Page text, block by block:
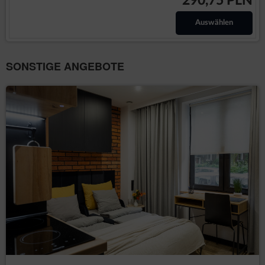
Reservierungsformulars mit den folgenden Schritten
abgeschlossen - Der Gast bestimmt das genaue Datum des
Unterkunft aus und gibt die Anzahl der Personen an,
Die Zusammenfassung der Reservierung erscheint, nachdem
der Gast alle erforderlichen Daten eingegeben hat. Um die
Reservierung vorzunehmen, ist es erforderlich, alle
erforderlichen persönlichen Daten in das elektronische
Reservierungsformular einzugeben, die Allgemeinen
Geschäftsbedingungen zu akzeptieren und die Reservierung
durch Drücken der Schaltfläche [Bestellung abschicken]
abzusenden.
Der Mietvertrag über die Unterkunft gilt als abgeschlossen,
sobald der Dienstleister das elektronische
Reservierungsformular erhalten hat, das durch die Anzeige
einer Nachricht über die Annahme der Reservierung und die
Angabe der Reservierungsnummer bestätigt wird.
Der Gast erhält nach Abschluss des Vertrages eine E-Mail mit
der Bestätigung des Vertrages. In dieser E-Mail sind alle
wichtigen Bestimmungen enthalten, insbesondere der
Auswählen
SONSTIGE ANGEBOTE